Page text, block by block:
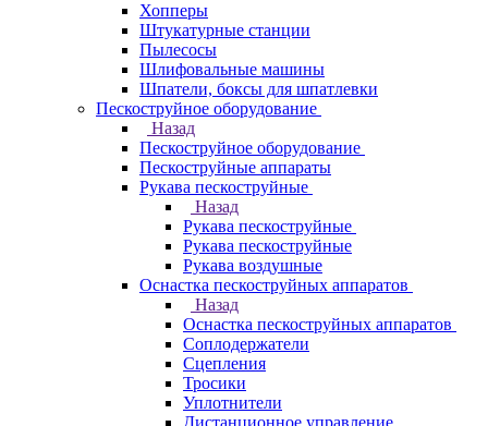
Хопперы
Штукатурные станции
Пылесосы
Шлифовальные машины
Шпатели, боксы для шпатлевки
Пескоструйное оборудование
Назад
Пескоструйное оборудование
Пескоструйные аппараты
Рукава пескоструйные
Назад
Рукава пескоструйные
Рукава пескоструйные
Рукава воздушные
Оснастка пескоструйных аппаратов
Назад
Оснастка пескоструйных аппаратов
Соплодержатели
Сцепления
Тросики
Уплотнители
Дистанционное управление